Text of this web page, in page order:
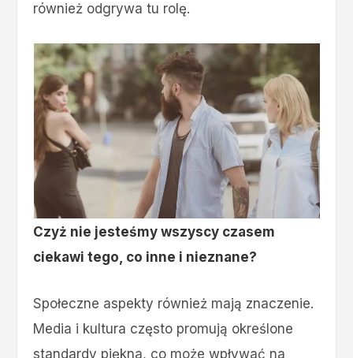
również odgrywa tu rolę.
Czyż nie jesteśmy wszyscy czasem
ciekawi tego, co inne i nieznane?
Społeczne aspekty również mają znaczenie.
Media i kultura często promują określone
standardy piękna, co może wpływać na